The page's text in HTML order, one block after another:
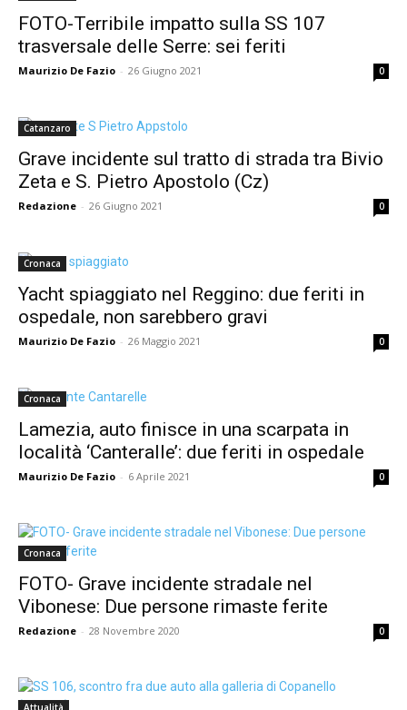
FOTO-Terribile impatto sulla SS 107
trasversale delle Serre: sei feriti
Maurizio De Fazio - 26 Giugno 2021 0
Catanzaro
Grave incidente sul tratto di strada tra Bivio
Zeta e S. Pietro Apostolo (Cz)
Redazione - 26 Giugno 2021 0
Cronaca
Yacht spiaggiato nel Reggino: due feriti in
ospedale, non sarebbero gravi
Maurizio De Fazio - 26 Maggio 2021 0
Cronaca
Lamezia, auto finisce in una scarpata in
località ‘Canteralle’: due feriti in ospedale
Maurizio De Fazio - 6 Aprile 2021 0
Cronaca
FOTO- Grave incidente stradale nel
Vibonese: Due persone rimaste ferite
Redazione - 28 Novembre 2020 0
Attualità